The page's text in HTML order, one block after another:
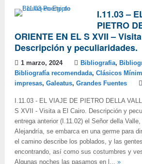
I.11.03 –
PIETRO
ORIENTE EN EL S XVII –
Descripción y peculiaridades.
1 marzo, 2024 Bibliografia,
Bibliografía recomendada, Clásicos
impresas, Galeatus, Grandes Fuentes
I.11.03 - EL VIAJE DE PIETRO DELLA
S XVII - Visita a El Cairo. Descripción y
entrega anterior (I.11.02) el Señor della
Alejandría, se embarca en una germe para
el camino describe los poblados, y las
encontrando, así como sus costumbres y
Algunas noches las pasamos en l... »